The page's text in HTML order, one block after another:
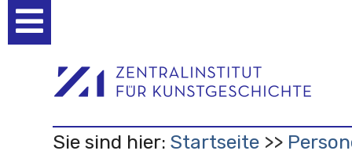
Werkzeuge
Sie sind hier: Startseite